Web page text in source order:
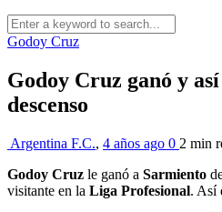
Godoy Cruz
Godoy Cruz ganó y
descenso
Argentina F.C., 4 años ago 0 2 min
Godoy Cruz le ganó a Sarmiento
visitante en la Liga Profesional. Así